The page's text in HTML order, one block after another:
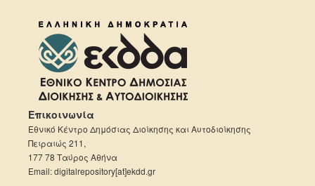
Επικοινωνία
Εθνικό Κέντρο Δημόσιας Διοίκησης και Αυτοδιοίκησης
Πειραιώς 211,
177 78 Ταύρος Αθήνα
Email: digitalrepository[at]ekdd.gr